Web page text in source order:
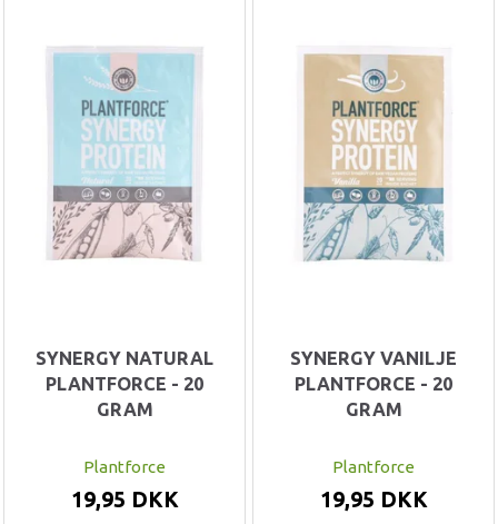
SYNERGY NATURAL
PLANTFORCE - 20
GRAM
Plantforce
19,95 DKK
SYNERGY VANILJE
PLANTFORCE - 20
GRAM
Plantforce
19,95 DKK